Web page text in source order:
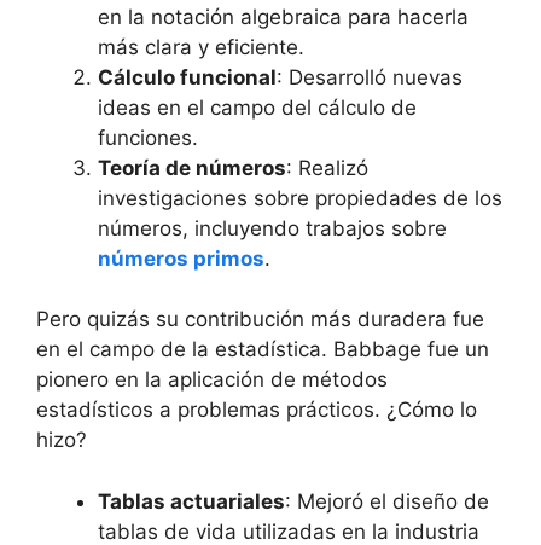
en la notación algebraica para hacerla
más clara y eficiente.
Cálculo funcional: Desarrolló nuevas
ideas en el campo del cálculo de
funciones.
Teoría de números: Realizó
investigaciones sobre propiedades de los
números, incluyendo trabajos sobre
números primos.
Pero quizás su contribución más duradera fue
en el campo de la estadística. Babbage fue un
pionero en la aplicación de métodos
estadísticos a problemas prácticos. ¿Cómo lo
hizo?
Tablas actuariales: Mejoró el diseño de
tablas de vida utilizadas en la industria